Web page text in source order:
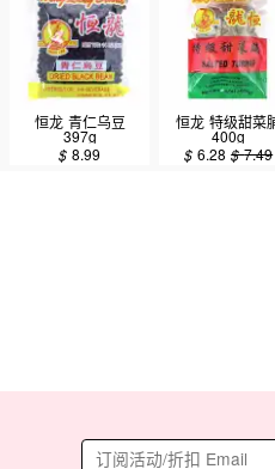
恒龙 青仁乌豆
397g
$8.99
恒龙 特级甜菜
400g
$6.28 $7.49